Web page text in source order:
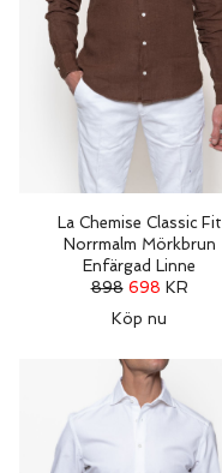
La Chemise Classic Fit
Norrmalm Mörkbrun
Enfärgad Linne
898 698 KR
Köp nu